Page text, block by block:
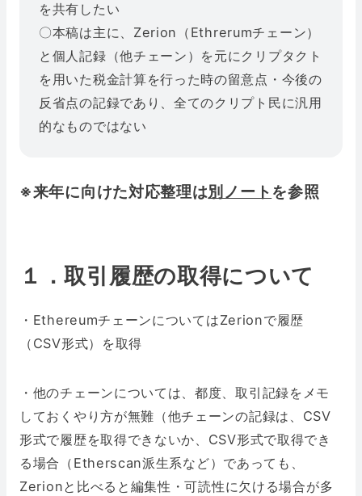
を共有したい
〇本稿は主に、Zerion（Ethrerumチェーン）
と個人記録（他チェーン）を元にクリプタクト
を用いた税金計算を行った時の留意点・今後の
反省点の記録であり、全てのクリプト民に汎用
的なものではない
※来年に向けた対応整理は別ノート を参照
１．取引履歴の取得について
・EthereumチェーンについてはZerionで履歴
（CSV形式）を取得
・他のチェーンについては、都度、取引記録をメモ
しておくやり方が無難（他チェーンの記録は、CSV
形式で履歴を取得できないか、CSV形式で取得でき
る場合（Etherscan派生系など）であっても、
Zerionと比べると編集性・可読性に欠ける場合が多